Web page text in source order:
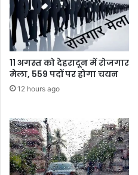
11 अगस्त को देहरादून में रोजगार
मेला, 559 पदों पर होगा चयन
12 hours ago